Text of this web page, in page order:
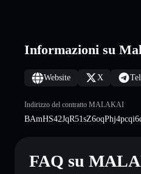
Informazioni su
Website X
Indirizzo del contratto MALAKAI
FAQ su